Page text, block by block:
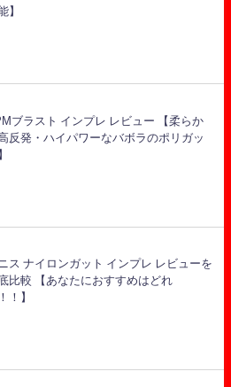
】
ブラスト インプレ レビュー 【柔らか
反発・ハイパワーなバボラのポリガッ
ス ナイロンガット インプレ レビューを
比較 【あなたにおすすめはどれ
！】